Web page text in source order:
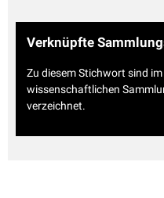
Verknüpfte
Zu diesem Stichwort sind
wissenschaftlichen
verzeichnet.